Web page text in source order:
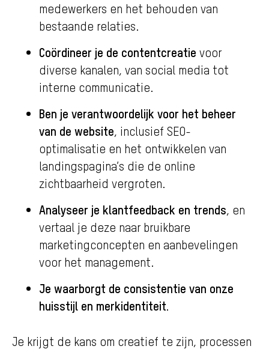
medewerkers en het behouden van
bestaande relaties.
Coördineer je de contentcreatie voor
diverse kanalen, van social media tot
interne communicatie.
Ben je verantwoordelijk voor het beheer
van de website, inclusief SEO-
optimalisatie en het ontwikkelen van
landingspagina’s die de online
zichtbaarheid vergroten.
Analyseer je klantfeedback en trends, en
vertaal je deze naar bruikbare
marketingconcepten en aanbevelingen
voor het management.
Je waarborgt de consistentie van onze
huisstijl en merkidentiteit.
Je krijgt de kans om creatief te zijn, processen